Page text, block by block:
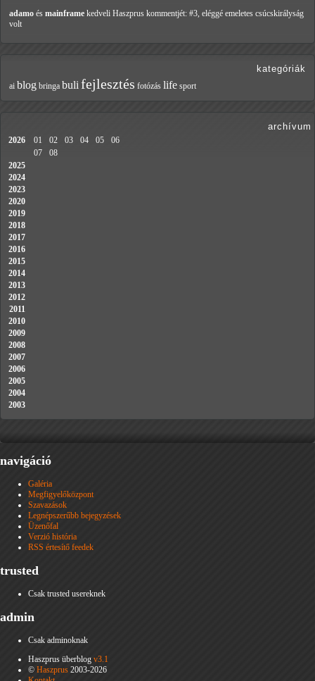
adamo és mainframe kedveli Haszprus kommentjét: #3, eléggé emeletes csúcskirályság
volt
kategóriák
ai blog bringa buli fejlesztés fotózás life sport
archívum
2026 01 02 03 04 05
06
07
08
2025
2024
2023
2020
2019
2018
2017
2016
2015
2014
2013
2012
2011
2010
2009
2008
2007
2006
2005
2004
2003
navigáció
Galéria
Megfigyelőközpont
Szavazások
Legnépszerűbb bejegyzések
Üzenőfal
Verzió história
RSS értesítő feedek
trusted
Csak trusted usereknek
admin
Csak adminoknak
Haszprus überblog v3.1
© Haszprus 2003-2026